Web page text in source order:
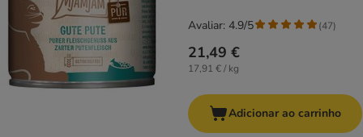
21,49 €
17,91 € / kg
Avaliar: 4.9/5 (47)
Adicionar ao carrinho